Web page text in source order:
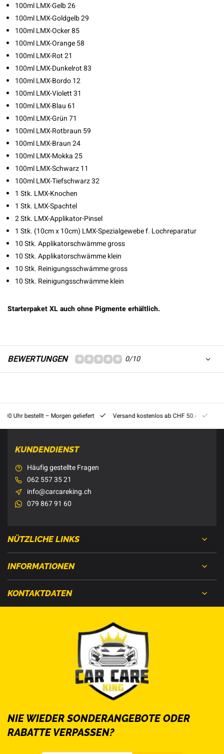
100ml LMX-Gelb 26
100ml LMX-Goldgelb 29
100ml LMX-Ocker 85
100ml LMX-Orange 58
100ml LMX-Rot 21
100ml LMX-Dunkelrot 83
100ml LMX-Bordo 12
100ml LMX-Violett 31
100ml LMX-Blau 61
100ml LMX-Grün 71
100ml LMX-Rotbraun 59
100ml LMX-Braun 24
100ml LMX-Mokka 25
100ml LMX-Schwarz 11
100ml LMX-Tiefschwarz 32
1 Stk. LMX-Knochen
1 Stk. LMX-Spachtel
2 Stk. LMX-Applikator-Pinsel
1 Stk. (10cm x 10cm) LMX-Spezialgewebe f. Lochreparatur
10 Stk. Applikatorschwämme gross
10 Stk. Applikatorschwämme klein
10 Stk. Reinigungsschwämme gross
10 Stk. Reinigungsschwämme klein
Starterpaket XL auch ohne Pigmente erhältlich.
BEWERTUNGEN 0/10
Uhr bestellt – Morgen geliefert Versand kostenlos ab CHF 50.-
KUNDENDIENST
Häufig gestellte Fragen
062 557 35 21
info@carcareking.ch
079 867 91 60
NÜTZLICHE LINKS
INFORMATIONEN
KONTAKTDATEN
NIE WIEDER SONDERANGEBOTE ODER
RABATTE VERPASSEN?